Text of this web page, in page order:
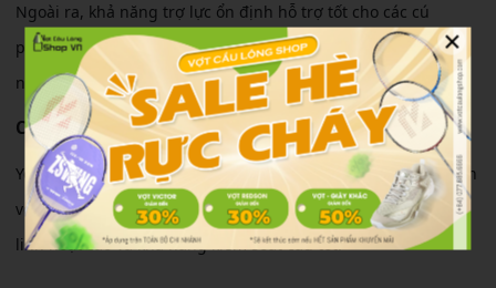
Ngoài ra, khả năng trợ lực ổn định hỗ trợ tốt cho các cú
phông cầu và điều cầu cuối sân mà không cần dùng quá
nhiều sức.
Cảm giác sử dụng
Yonex Nanoflare Clear cho cảm giác cầm thoải mái, thân thiện
với cổ tay. Người chơi mới có thể dễ dàng làm quen nhờ độ
linh hoạt cao và khả năng kiểm soát cầu tốt.
×